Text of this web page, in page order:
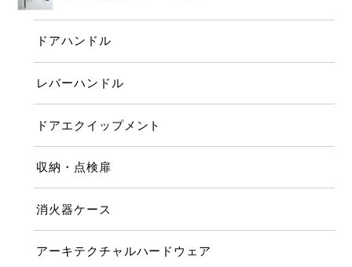
ドアハンドル
レバーハンドル
ドアエクイップメント
収納・点検扉
消火器ケース
アーキテクチャルハードウェア